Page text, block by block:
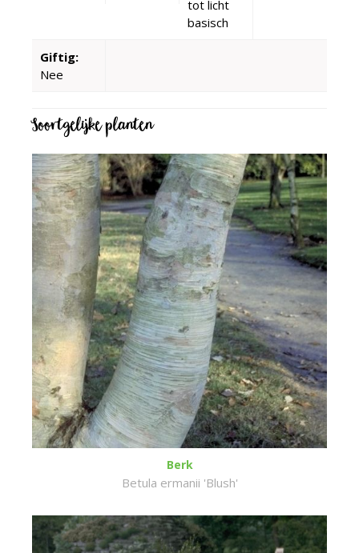
tot licht
basisch
Giftig:
Nee
Soortgelijke planten
Berk
Betula ermanii 'Blush'